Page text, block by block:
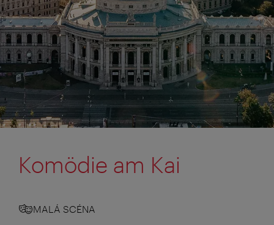
Komödie am Kai
MALÁ SCÉNA